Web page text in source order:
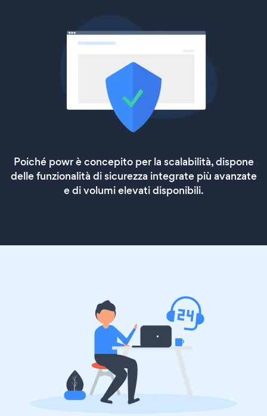
Poiché powr è concepito per la scalabilità, dispone
delle funzionalità di sicurezza integrate più avanzate
e di volumi elevati disponibili.